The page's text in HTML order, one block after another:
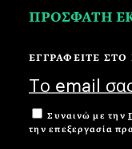
ΠΡΟΣΦΑΤΗ
ΕΓΓΡΑΦΕΙΤΕ ΣΤΟ
Συναινώ με την
την επεξεργασία